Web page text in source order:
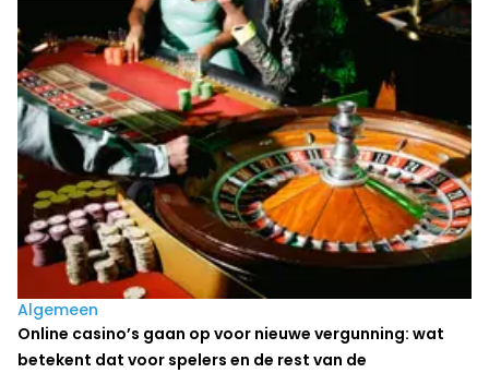
Algemeen
Online casino’s gaan op voor nieuwe vergunning: wat
betekent dat voor spelers en de rest van de